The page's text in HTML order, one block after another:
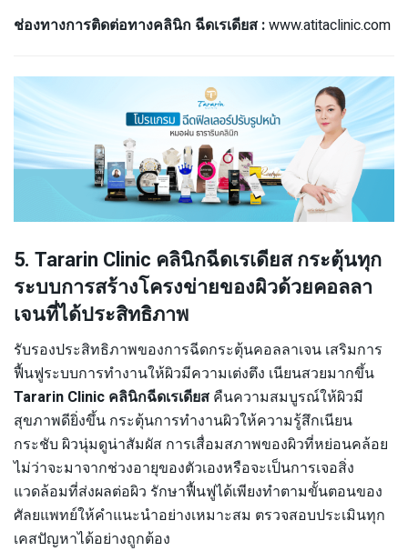
ช่องทางการติดต่อทางคลินิก ฉีดเรเดียส :www.atitaclinic.com
5. Tararin Clinic คลินิกฉีดเรเดียส กระตุ้นทุก
ระบบการสร้างโครงข่ายของผิวด้วยคอลลา
เจนที่ได้ประสิทธิภาพ
รับรองประสิทธิภาพของการฉีดกระตุ้นคอลลาเจน เสริมการ
ฟื้นฟูระบบการทำงานให้ผิวมีความเต่งตึง เนียนสวยมากขึ้น
Tararin Clinic คลินิกฉีดเรเดียส คืนความสมบูรณ์ให้ผิวมี
สุขภาพดียิ่งขึ้น กระตุ้นการทำงานผิวให้ความรู้สึกเนียน
กระชับ ผิวนุ่มดูน่าสัมผัส การเสื่อมสภาพของผิวที่หย่อนคล้อย
ไม่ว่าจะมาจากช่วงอายุของตัวเองหรือจะเป็นการเจอสิ่ง
แวดล้อมที่ส่งผลต่อผิว รักษาฟื้นฟูได้เพียงทำตามขั้นตอนของ
ศัลยแพทย์ให้คำแนะนำอย่างเหมาะสม ตรวจสอบประเมินทุก
เคสปัญหาได้อย่างถูกต้อง